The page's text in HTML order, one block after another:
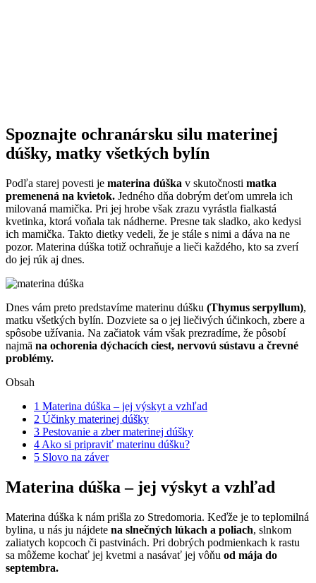
Spoznajte ochranársku silu materinej
dúšky, matky všetkých bylín
Podľa starej povesti je materina dúška v skutočnosti matka
premenená na kvietok. Jedného dňa dobrým deťom umrela ich
milovaná mamička. Pri jej hrobe však zrazu vyrástla fialkastá
kvetinka, ktorá voňala tak nádherne. Presne tak sladko, ako kedysi
ich mamička. Takto dietky vedeli, že je stále s nimi a dáva na ne
pozor. Materina dúška totiž ochraňuje a lieči každého, kto sa zverí
do jej rúk aj dnes.
Dnes vám preto predstavíme materinu dúšku (Thymus serpyllum),
matku všetkých bylín. Dozviete sa o jej liečivých účinkoch, zbere a
spôsobe užívania. Na začiatok vám však prezradíme, že pôsobí
najmä na ochorenia dýchacích ciest, nervovú sústavu a črevné
problémy.
Obsah
1 Materina dúška – jej výskyt a vzhľad
2 Účinky materinej dúšky
3 Pestovanie a zber materinej dúšky
4 Ako si pripraviť materinu dúšku?
5 Slovo na záver
Materina dúška – jej výskyt a vzhľad
Materina dúška k nám prišla zo Stredomoria. Keďže je to teplomilná
bylina, u nás ju nájdete na slnečných lúkach a poliach, slnkom
zaliatych kopcoch či pastvinách. Pri dobrých podmienkach k rastu
sa môžeme kochať jej kvetmi a nasávať jej vôňu od mája do
septembra.